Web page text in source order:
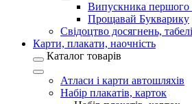
Випускника першого
Прощавай Букварику
Свідоцтво досягнень, табелі
Карти, плакати, наочність
Каталог товарів
Атласи і карти автошляхів
Набір плакатів, карток